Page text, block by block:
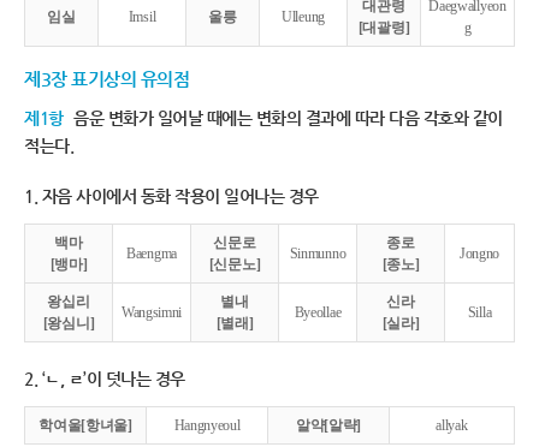
임실 Imsil 울릉 Ulleung
대관령
[대괄령]
Daegwallyeon
g
제3장 표기상의 유의점
제1항 음운 변화가 일어날 때에는 변화의 결과에 따라 다음 각호와 같이
적는다.
1. 자음 사이에서 동화 작용이 일어나는 경우
백마
[뱅마]
Baengma
신문로
[신문노]
Sinmunno
종로
[종노]
Jongno
왕십리
[왕심니]
Wangsimni
별내
[별래]
Byeollae
신라
[실라]
Silla
2. ‘ㄴ, ㄹ’이 덧나는 경우
학여울[항녀울] Hangnyeoul 알약[알략] allyak